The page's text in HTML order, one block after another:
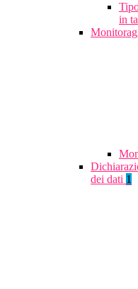
in
dei dati 1